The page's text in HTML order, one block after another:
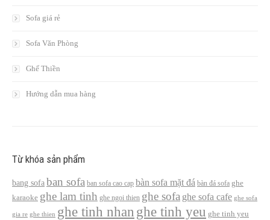
Sofa giá rẻ
Sofa Văn Phòng
Ghế Thiền
Hướng dẫn mua hàng
Từ khóa sản phẩm
bang sofaban sofa ban sofa cao cap bàn sofa mặt đá bàn đá sofa ghe
karaoke ghe lam tinh ghe ngoi thien ghe sofa ghe sofa cafe ghe sofa
gia re ghe thien ghe tinh nhan ghe tinh yeu ghe tinh yeu